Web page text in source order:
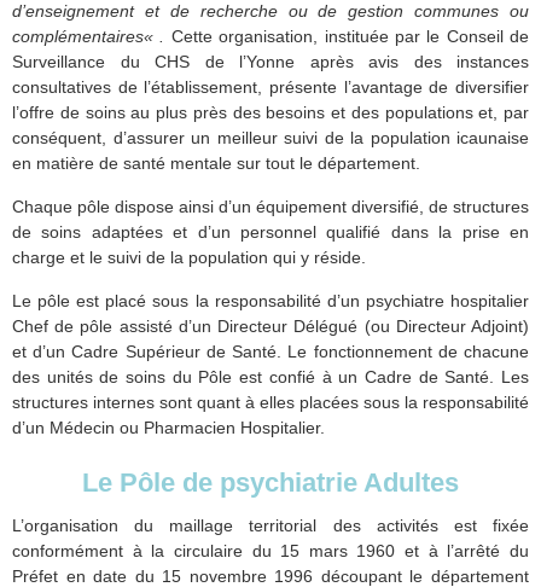
d’enseignement et de recherche ou de gestion communes ou
complémentaires« . Cette organisation, instituée par le Conseil de
Surveillance du CHS de l’Yonne après avis des instances
consultatives de l’établissement, présente l’avantage de diversifier
l’offre de soins au plus près des besoins et des populations et, par
conséquent, d’assurer un meilleur suivi de la population icaunaise
en matière de santé mentale sur tout le département.
Chaque pôle dispose ainsi d’un équipement diversifié, de structures
de soins adaptées et d’un personnel qualifié dans la prise en
charge et le suivi de la population qui y réside.
Le pôle est placé sous la responsabilité d’un psychiatre hospitalier
Chef de pôle assisté d’un Directeur Délégué (ou Directeur Adjoint)
et d’un Cadre Supérieur de Santé. Le fonctionnement de chacune
des unités de soins du Pôle est confié à un Cadre de Santé. Les
structures internes sont quant à elles placées sous la responsabilité
d’un Médecin ou Pharmacien Hospitalier.
Le Pôle de psychiatrie Adultes
L’organisation du maillage territorial des activités est fixée
conformément à la circulaire du 15 mars 1960 et à l’arrêté du
Préfet en date du 15 novembre 1996 découpant le département